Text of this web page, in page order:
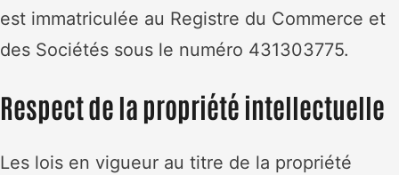
est immatriculée au Registre du Commerce et
des Sociétés sous le numéro 431303775.
Respect de la propriété intellectuelle
Les lois en vigueur au titre de la propriété